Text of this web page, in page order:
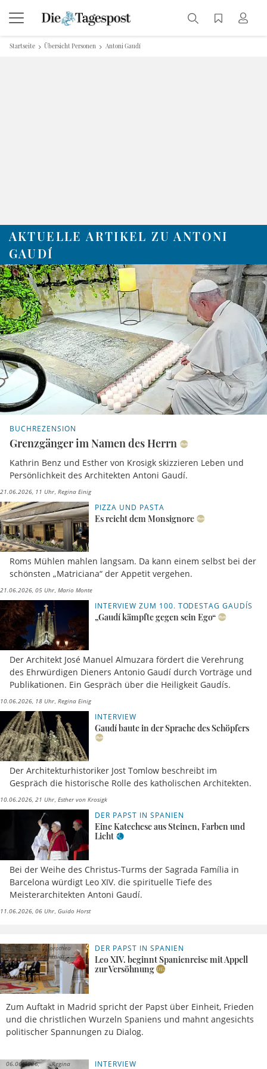
Startseite Übersicht Personen Antoni Gaudí
AKTUELLE ARTIKEL ZU ANTONI
GAUDÍ
BUCHREZENSION
Grenzgänger im Namen des Herrn
Kathrin Benz und Esther von Krosigk skizzieren Leben und
Persönlichkeit des Architekten Antoni Gaudí.
21.06.2026, 11 Uhr Regina Einig
PIZZA UND PASTA
Es reicht dem Monsignore
Roms Mühlen mahlen langsam. Da kann einem selbst bei der
schönsten „Matriciana“ der Appetit vergehen.
21.06.2026, 05 Uhr Mario Monte
INTERVIEW ZUM 100. TODESTAG GAUDÍS
„Gaudí kämpfte gegen sein Ego“
Der Architekt José Manuel Almuzara fördert die Verehrung
des Ehrwürdigen Dieners Antonio Gaudí durch Vorträge und
Publikationen. Ein Gespräch über die Heiligkeit Gaudís.
10.06.2026, 18 Uhr Regina Einig
INTERVIEW
Gaudí baute in der Sprache des Schöpfers
Der Architekturhistoriker Jost Tomlow beschreibt im
Gespräch die historische Rolle des katholischen Architekten.
10.06.2026, 21 Uhr Esther von Krosigk
DER PAPST IN SPANIEN
Eine Katechese aus Steinen, Farben und
Licht
Bei der Weihe des Christus-Turms der Sagrada Família in
Barcelona würdigt Leo XIV. die spirituelle Tiefe des
Meisterarchitekten Antoni Gaudí.
11.06.2026, 06 Uhr Guido Horst
DER PAPST IN SPANIEN
Leo XIV. beginnt Spanienreise mit Appell
zur Versöhnung
Zum Auftakt in Madrid spricht der Papst über Einheit, Frieden
und die christlichen Wurzeln Spaniens und mahnt angesichts
politischer Spannungen zu Dialog.
06.06.2026,
14 Uhr
Dorothea
Schmidt
INTERVIEW
06.06.2026,
Regina